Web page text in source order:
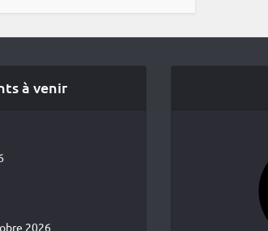
à venir
2026